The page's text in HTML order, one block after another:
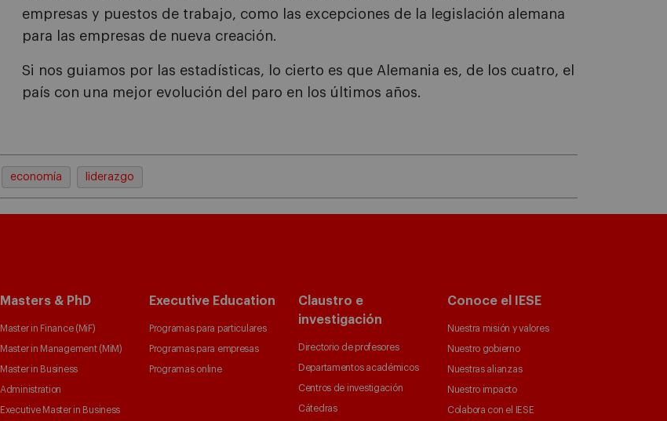
empresas y puestos de trabajo, como las excepciones de la legislación alemana
para las empresas de nueva creación.
Si nos guiamos por las estadísticas, lo cierto es que Alemania es, de los cuatro, el
país con una mejor evolución del paro en los últimos años.
economía liderazgo
Masters & PhD
Master in Finance (MiF)
Master in Management (MiM)
Master in Business
Administration
Executive Master in Business
Executive Education
Programas para particulares
Programas para empresas
Programas online
Claustro e
investigación
Directorio de profesores
Departamentos académicos
Centros de investigación
Cátedras
Conoce el IESE
Nuestra misión y valores
Nuestro gobierno
Nuestras alianzas
Nuestro impacto
Colabora con el IESE